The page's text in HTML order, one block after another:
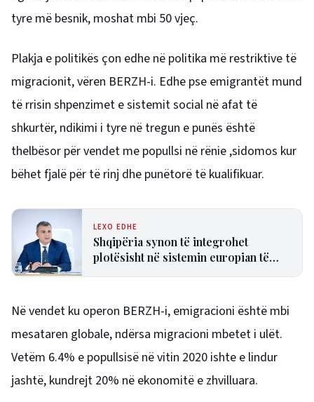
tyre më besnik, moshat mbi 50 vjeç.
Plakja e politikës çon edhe në politika më restriktive të
migracionit, vëren BERZH-i. Edhe pse emigrantët mund
të rrisin shpenzimet e sistemit social në afat të
shkurtër, ndikimi i tyre në tregun e punës është
thelbësor për vendet me popullsi në rënie ,sidomos kur
bëhet fjalë për të rinj dhe punëtorë të kualifikuar.
LEXO EDHE
Shqipëria synon të integrohet
plotësisht në sistemin europian të
Në vendet ku operon BERZH-i, emigracioni është mbi
mesataren globale, ndërsa migracioni mbetet i ulët.
Vetëm 6.4% e popullsisë në vitin 2020 ishte e lindur
jashtë, kundrejt 20% në ekonomitë e zhvilluara.